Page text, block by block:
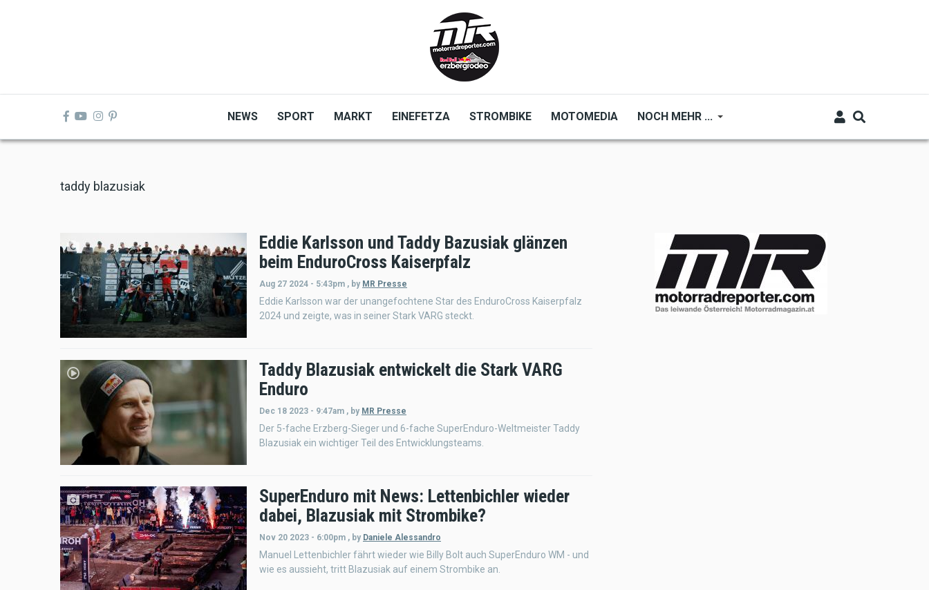
NEWS SPORT MARKT EINEFETZA STROMBIKE MOTOMEDIA NOCH MEHR ...
taddy blazusiak
Eddie Karlsson und Taddy Bazusiak glänzen
beim EnduroCross Kaiserpfalz
Aug 27 2024 - 5:43pm , by MR Presse
Eddie Karlsson war der unangefochtene Star des EnduroCross Kaiserpfalz
2024 und zeigte, was in seiner Stark VARG steckt.
Taddy Blazusiak entwickelt die Stark VARG
Enduro
Dec 18 2023 - 9:47am , by MR Presse
Der 5-fache Erzberg-Sieger und 6-fache SuperEnduro-Weltmeister Taddy
Blazusiak ein wichtiger Teil des Entwicklungsteams.
SuperEnduro mit News: Lettenbichler wieder
dabei, Blazusiak mit Strombike?
Nov 20 2023 - 6:00pm , by Daniele Alessandro
Manuel Lettenbichler fährt wieder wie Billy Bolt auch SuperEnduro WM - und
wie es aussieht, tritt Blazusiak auf einem Strombike an.